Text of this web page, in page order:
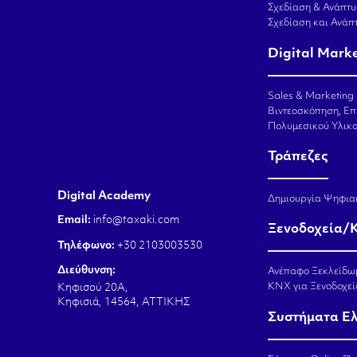
Σχεδίαση &
Σχεδίαση και
Digital
Sales & Marketing
Βιντεοσκόπηση,
Πολυμεσικού
Τράπεζες
Δημιουργία
Ξενοδοχεία/
Ανέπαφο
KNX για
Συστήματα
Digital Academy
Email: info@taxaki.com
Τηλέφωνο: +30 2103003530
Διεύθυνση:
Κηφισού 20Α,
Κηφισιά, 14564, ΑΤΤΙΚΗΣ